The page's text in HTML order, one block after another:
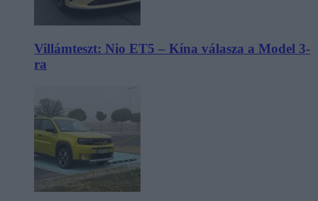
Villámteszt: Nio ET5 – Kína válasza a Model 3-
ra